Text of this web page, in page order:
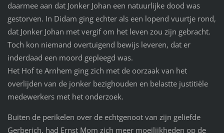
daarmee aan dat Jonker Johan een natuurlijke dood was
gestorven. In Didam ging echter als een lopend vuurtje rond,
dat Jonker Johan met vergif om het leven zou zijn gebracht.
Toch kon niemand overtuigend bewijs leveren, dat er
inderdaad een moord gepleegd was.
Het Hof te Arnhem ging zich met de oorzaak van het
overlijden van de jonker bezighouden en belastte justitiële
medewerkers met het onderzoek.
Buiten de perikelen over de echtgenoot van zijn geliefde
Gerberich, had Ernst Mom zich meer moeilijkheden op de